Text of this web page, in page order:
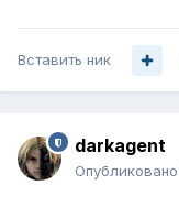
Вставить ник
darkagent
Опубликовано